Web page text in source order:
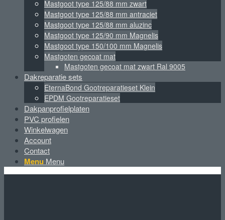
Mastgoot type 125/88 mm zwart
Mastgoot type 125/88 mm antraciet
Mastgoot type 125/88 mm aluzinc
Mastgoot type 125/90 mm Magnelis
Mastgoot type 150/100 mm Magnelis
Mastgoten gecoat mat
Mastgoten gecoat mat zwart Ral 9005
Dakreparatie sets
EternaBond Gootreparatieset Klein
EPDM Gootreparatieset
Dakpanprofielplaten
PVC profielen
Winkelwagen
Account
Contact
Menu Menu